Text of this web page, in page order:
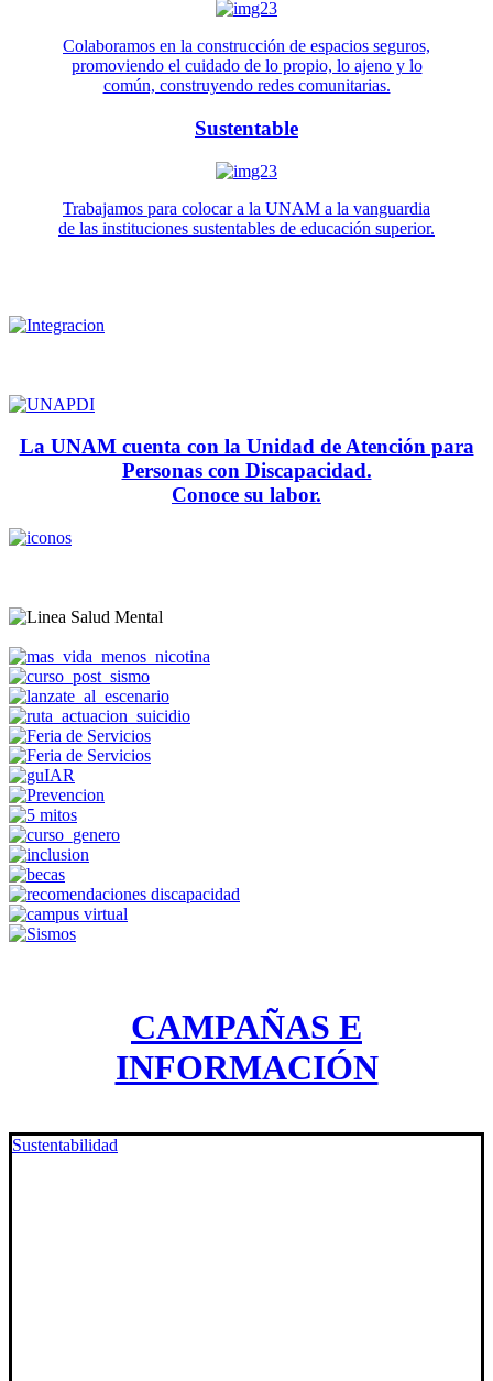
Colaboramos en la construcción de espacios seguros,
promoviendo el cuidado de lo propio, lo ajeno y lo
común, construyendo redes comunitarias.
Sustentable
Trabajamos para colocar a la UNAM a la vanguardia
de las instituciones sustentables de educación superior.
La UNAM cuenta con la Unidad de Atención para
Personas con Discapacidad.
Conoce su labor.
CAMPAÑAS E
INFORMACIÓN
Sustentabilidad